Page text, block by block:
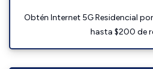
Obtén Internet 5G Residencial
hasta $200 de